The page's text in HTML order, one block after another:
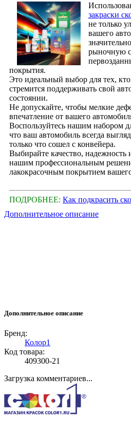
закраски
не только
вашего
рыночную
покрытия.
Это идеальный выбор для тех,
стремится поддерживать свой
состоянии.
Не допускайте, чтобы мелкие
впечатление от вашего
Воспользуйтесь нашим набором
что ваш автомобиль всегда
только что сошел с конвейера.
Выбирайте качество, надежность
нашим профессиональным
лакокрасочным покрытием
ПОДРОБНЕЕ: Как подкрасить
Дополнительное описание
Дополнительное описание
Бренд:
Колор1
Код товара:
409300-21
Загрузка комментариев...